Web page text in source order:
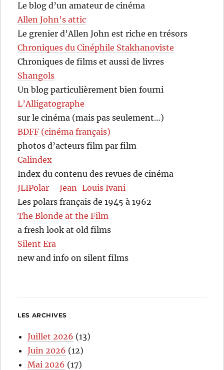
Le blog d’un amateur de cinéma
Allen John’s attic
Le grenier d’Allen John est riche en trésors
Chroniques du Cinéphile Stakhanoviste
Chroniques de films et aussi de livres
Shangols
Un blog particulièrement bien fourni
L’Alligatographe
sur le cinéma (mais pas seulement…)
BDFF (cinéma français)
photos d’acteurs film par film
Calindex
Index du contenu des revues de cinéma
JLIPolar – Jean-Louis Ivani
Les polars français de 1945 à 1962
The Blonde at the Film
a fresh look at old films
Silent Era
new and info on silent films
LES ARCHIVES
Juillet 2026 (13)
Juin 2026 (12)
Mai 2026 (17)